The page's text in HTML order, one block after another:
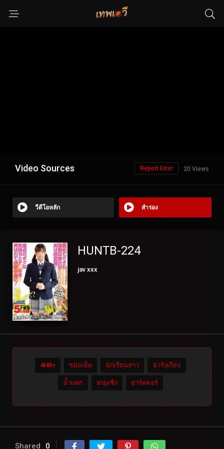
Video Sources 20 Views
Report Error
วีดีโอหลัก สำรอง
HUNTB-224
jav xxx
4HR+ ขย่มเย็ด นักเรียนสาว น่ารังเกียจ
น้ำแตก หนุ่มซิง ฮาร์ดคอร์
Shared 0